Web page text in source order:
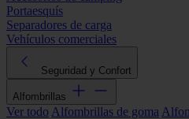
Portaesquís
Separadores de carga
Vehículos comerciales
Seguridad y Confort
Alfombrillas
Ver todo Alfombrillas de goma